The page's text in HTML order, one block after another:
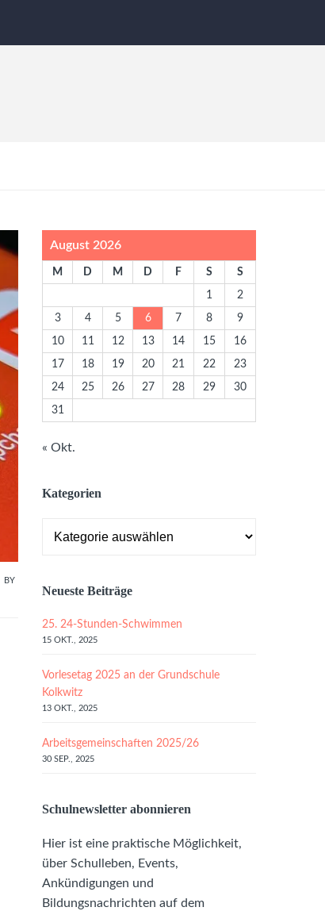
BY
August 2026
M D M D F S S
1 2
3 4 5 6 7 8 9
10 11 12 13 14 15 16
17 18 19 20 21 22 23
24 25 26 27 28 29 30
31
« Okt.
Kategorien
Neueste Beiträge
25. 24-Stunden-Schwimmen
15 OKT., 2025
Vorlesetag 2025 an der Grundschule
Kolkwitz
13 OKT., 2025
Arbeitsgemeinschaften 2025/26
30 SEP., 2025
Schulnewsletter abonnieren
Hier ist eine praktische Möglichkeit,
über Schulleben, Events,
Ankündigungen und
Bildungsnachrichten auf dem